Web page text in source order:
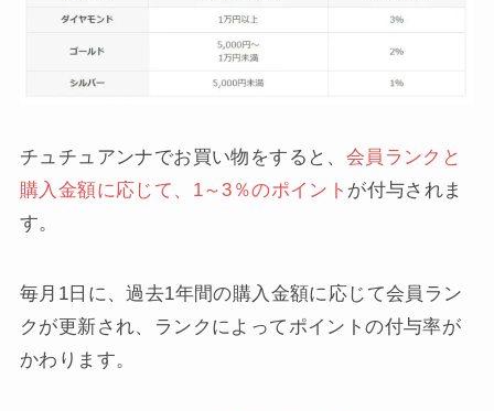
チュチュアンナでお買い物をすると、 会員ランクと
購入金額に応じて、1～3％のポイント が付与されま
す。
毎月1日に、過去1年間の購入金額に応じて会員ラン
クが更新され、ランクによってポイントの付与率が
かわります。